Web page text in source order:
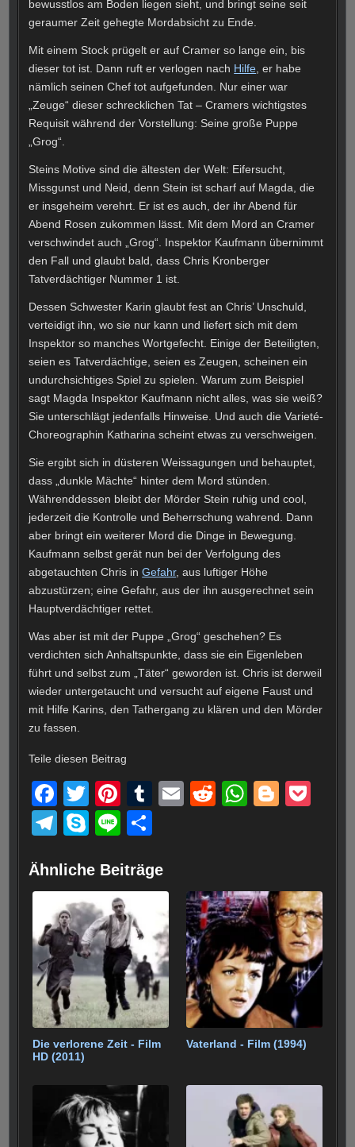
bewusstlos am Boden liegen sieht, und bringt seine seit
geraumer Zeit gehegte Mordabsicht zu Ende.
Mit einem Stock prügelt er auf Cramer so lange ein, bis
dieser tot ist. Dann ruft er verlogen nach Hilfe , er habe
nämlich seinen Chef tot aufgefunden. Nur einer war
„Zeuge“ dieser schrecklichen Tat – Cramers wichtigstes
Requisit während der Vorstellung: Seine große Puppe
„Grog“.
Steins Motive sind die ältesten der Welt: Eifersucht,
Missgunst und Neid, denn Stein ist scharf auf Magda, die
er insgeheim verehrt. Er ist es auch, der ihr Abend für
Abend Rosen zukommen lässt. Mit dem Mord an Cramer
verschwindet auch „Grog“. Inspektor Kaufmann übernimmt
den Fall und glaubt bald, dass Chris Kronberger
Tatverdächtiger Nummer 1 ist.
Dessen Schwester Karin glaubt fest an Chris’ Unschuld,
verteidigt ihn, wo sie nur kann und liefert sich mit dem
Inspektor so manches Wortgefecht. Einige der Beteiligten,
seien es Tatverdächtige, seien es Zeugen, scheinen ein
undurchsichtiges Spiel zu spielen. Warum zum Beispiel
sagt Magda Inspektor Kaufmann nicht alles, was sie weiß?
Sie unterschlägt jedenfalls Hinweise. Und auch die Varieté-
Choreographin Katharina scheint etwas zu verschweigen.
Sie ergibt sich in düsteren Weissagungen und behauptet,
dass „dunkle Mächte“ hinter dem Mord stünden.
Währenddessen bleibt der Mörder Stein ruhig und cool,
jederzeit die Kontrolle und Beherrschung wahrend. Dann
aber bringt ein weiterer Mord die Dinge in Bewegung.
Kaufmann selbst gerät nun bei der Verfolgung des
abgetauchten Chris inGefahr, aus luftiger Höhe
abzustürzen; eine Gefahr, aus der ihn ausgerechnet sein
Hauptverdächtiger rettet.
Was aber ist mit der Puppe „Grog“ geschehen? Es
verdichten sich Anhaltspunkte, dass sie ein Eigenleben
führt und selbst zum „Täter“ geworden ist. Chris ist derweil
wieder untergetaucht und versucht auf eigene Faust und
mit Hilfe Karins, den Tathergang zu klären und den Mörder
zu fassen.
Teile diesen Beitrag
F
a
c
e
b
o
o
k
T
wi
tt
er
Pi
nt
er
e
st
T
bl
r
E
R
t
W
A
p
p
Bl
er
T
e
gr
a
m
S
p
e
Li
e
e
n
Ähnliche Beiträge
Die verlorene Zeit - Film
HD (2011)
Vaterland - Film (1994)